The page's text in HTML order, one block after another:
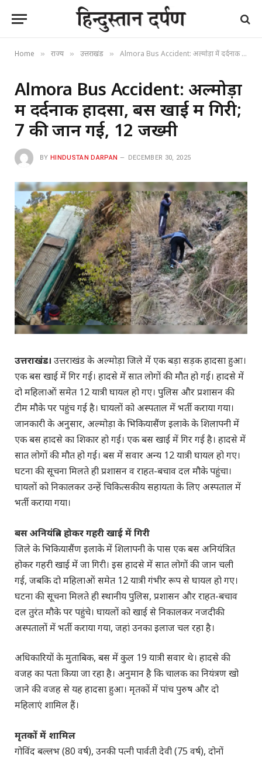
Home » राज्य » उत्तराखंड » Almora Bus Accident: अल्मोड़ा में दर्दनाक हादसा, बस खाई में गिरी; 7 की जान गई, 12 जख्मी
Almora Bus Accident: अल्मोड़ा
में दर्दनाक हादसा, बस खाई में गिरी;
7 की जान गई, 12 जख्मी
BY HINDUSTAN DARPAN DECEMBER 30, 2025
उत्तराखंड। उत्तराखंड के अल्मोड़ा जिले में एक बड़ा सड़क हादसा हुआ।
एक बस खाई में गिर गई। हादसे में सात लोगों की मौत हो गई। हादसे में
दो महिलाओं समेत 12 यात्री घायल हो गए। पुलिस और प्रशासन की
टीम मौके पर पहुंच गई है। घायलों को अस्पताल में भर्ती कराया गया।
जानकारी के अनुसार, अल्मोड़ा के भिकियासैंण इलाके के शिलापनी में
एक बस हादसे का शिकार हो गई। एक बस खाई में गिर गई है। हादसे में
सात लोगों की मौत हो गई। बस में सवार अन्य 12 यात्री घायल हो गए।
घटना की सूचना मिलते ही प्रशासन व राहत-बचाव दल मौके पहुंचा।
घायलों को निकालकर उन्हें चिकित्सकीय सहायता के लिए अस्पताल में
भर्ती कराया गया।
बस अनियंत्रित होकर गहरी खाई में गिरी
जिले के भिकियासैंण इलाके में शिलापनी के पास एक बस अनियंत्रित
होकर गहरी खाई में जा गिरी। इस हादसे में सात लोगों की जान चली
गई, जबकि दो महिलाओं समेत 12 यात्री गंभीर रूप से घायल हो गए।
घटना की सूचना मिलते ही स्थानीय पुलिस, प्रशासन और राहत-बचाव
दल तुरंत मौके पर पहुंचे। घायलों को खाई से निकालकर नजदीकी
अस्पतालों में भर्ती कराया गया, जहां उनका इलाज चल रहा है।
अधिकारियों के मुताबिक, बस में कुल 19 यात्री सवार थे। हादसे की
वजह का पता किया जा रहा है। अनुमान है कि चालक का नियंत्रण खो
जाने की वजह से यह हादसा हुआ। मृतकों में पांच पुरुष और दो
महिलाएं शामिल हैं।
मृतकों में शामिल
गोविंद बल्लभ (80 वर्ष), उनकी पत्नी पार्वती देवी (75 वर्ष), दोनों